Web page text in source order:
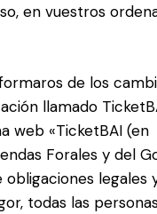
en vuestros
de los
llamado
web «TicketBAI (en
Forales y del
legales
todas las